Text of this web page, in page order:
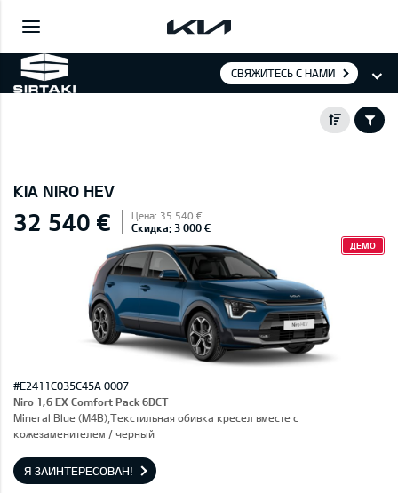
СВЯЖИТЕСЬ С НАМИ
KIA NIRO HEV
32 540 € Цена: 35 540 €
Скидка: 3 000 €
ДЕМО
#E2411C035C45A 0007
Niro 1,6 EX Comfort Pack 6DCT
Mineral Blue (M4B),Текстильная обивка кресел вместе с
кожезаменителем / черный
Я ЗАИНТЕРЕСОВАН!